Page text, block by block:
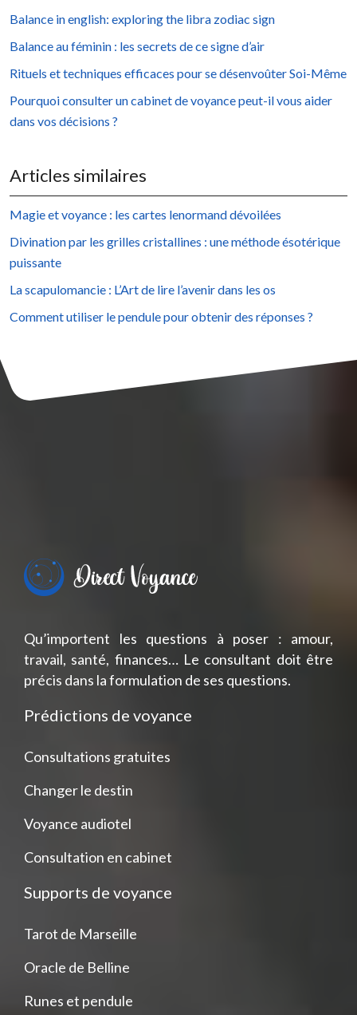
Balance in english: exploring the libra zodiac sign
Balance au féminin : les secrets de ce signe d’air
Rituels et techniques efficaces pour se désenvoûter Soi-Même
Pourquoi consulter un cabinet de voyance peut-il vous aider
dans vos décisions ?
Articles similaires
Magie et voyance : les cartes lenormand dévoilées
Divination par les grilles cristallines : une méthode ésotérique
puissante
La scapulomancie : L’Art de lire l’avenir dans les os
Comment utiliser le pendule pour obtenir des réponses ?
Qu’importent les questions à poser : amour,
travail, santé, finances… Le consultant doit être
précis dans la formulation de ses questions.
Prédictions de voyance
Consultations gratuites
Changer le destin
Voyance audiotel
Consultation en cabinet
Supports de voyance
Tarot de Marseille
Oracle de Belline
Runes et pendule